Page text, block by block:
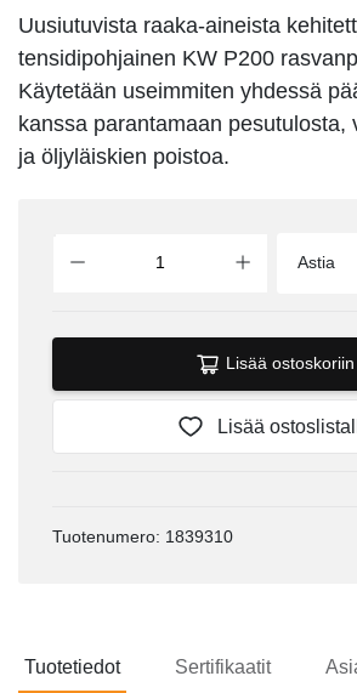
Uusiutuvista raaka-aineista
tensidipohjainen KW P200
Käytetään useimmiten yhdessä
kanssa parantamaan pesutulosta,
ja öljyläiskien poistoa.
Astia
Lisää ostoskoriin
Lisää
Tuotenumero: 1839310
Tuotetiedot Sertifikaatit